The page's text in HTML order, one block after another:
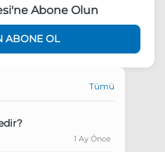
Abone Olun
ABONE OL
Tümü
1 Ay Önce